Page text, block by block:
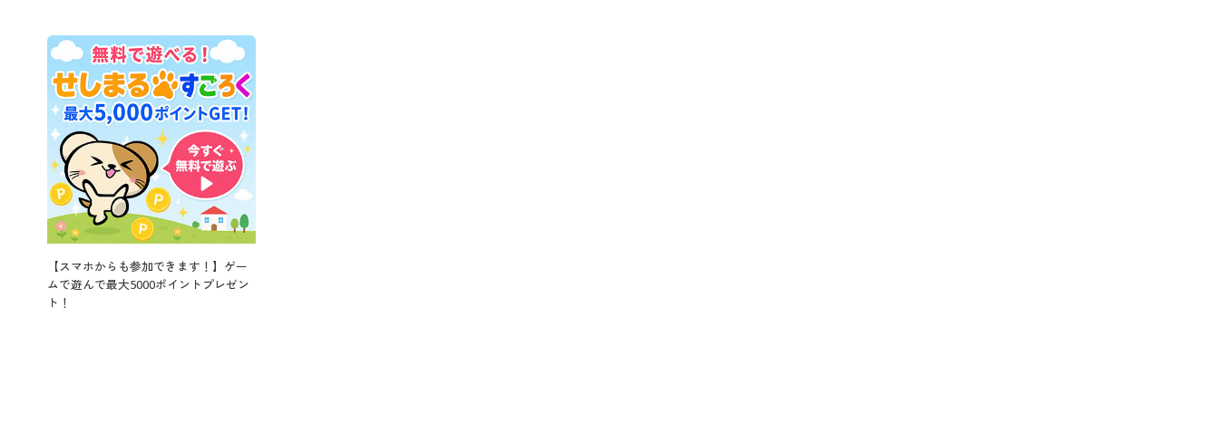
【スマホからも参加できます！】ゲー
ムで遊んで最大5000ポイントプレゼン
ト！